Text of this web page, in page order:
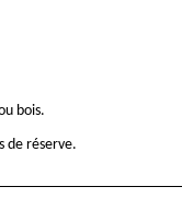
bois.
de réserve.